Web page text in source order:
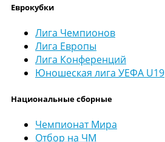
Еврокубки
Лига Чемпионов
Лига Европы
Лига Конференций
Юношеская лига УЕФА U19
Национальные сборные
Чемпионат Мира
Отбор на ЧМ